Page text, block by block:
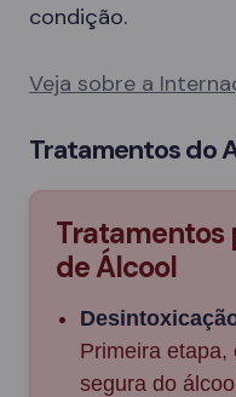
condição.
Veja sobre a
Tratamentos do
Tratamentos
de Álcool
Primeira etapa,
segura do